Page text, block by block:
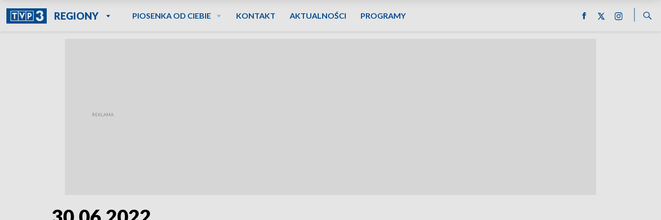
REGIONY PIOSENKA OD CIEBIE KONTAKT AKTUALNOŚCI PROGRAMY